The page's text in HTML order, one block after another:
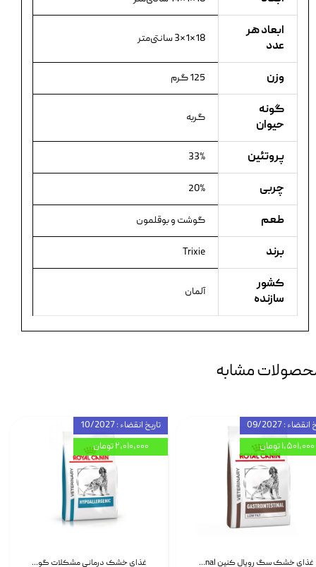
ابعاد هر
عدد
18×1×3 سانتی‌متر
وزن 125 گرم
گونه
حیوان
گربه
پروتئین 33%
چربی 20%
طعم گوشت و بوقلمون
برند Trixie
کشور
سازنده
آلمان
مشابه
غذای خشک درمانی مشکلات گوارشی سگ رویال کنین Royal Canin Hypoallergenic وزن 7 کیلوگرم | پت استوک
تاریخ انقضاء : 10/2027
۲,۰۱۰,۰۰۰ تومان
غذای خشک سگ رویال کنین Royal Canin Gastrointestinal وزن 7.5 کیلوگرم | پت استوک
: 09/2027
۱,۵۰۱,۰۰۰ تومان